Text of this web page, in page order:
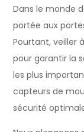
Dans le monde
portée aux
Pourtant, veiller
pour garantir la
les plus
capteurs de
sécurité